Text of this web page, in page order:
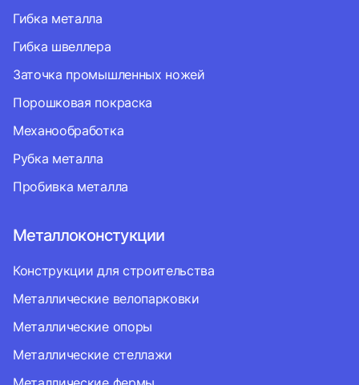
Гибка металла
Гибка швеллера
Заточка промышленных ножей
Порошковая покраска
Механообработка
Рубка металла
Пробивка металла
Металлоконстукции
Конструкции для строительства
Металлические велопарковки
Металлические опоры
Металлические стеллажи